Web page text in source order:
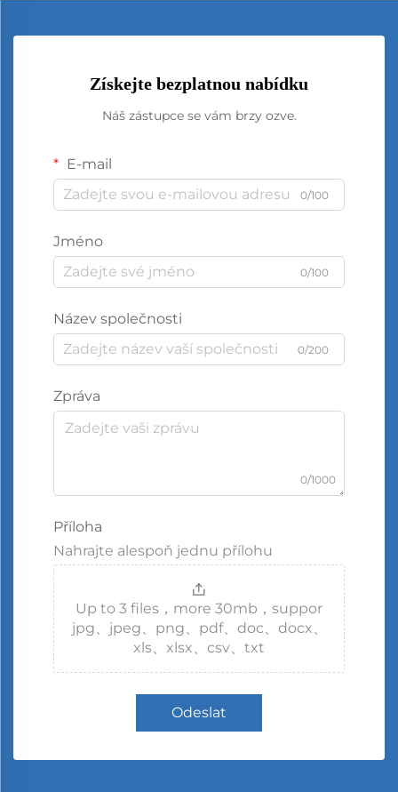
Získejte bezplatnou nabídku
Náš zástupce se vám brzy ozve.
E-mail
0/100
Jméno
0/100
Název společnosti
0/200
Zpráva
0/1000
Příloha
Nahrajte alespoň jednu přílohu
Up to 3 files，more 30mb，suppor
jpg、jpeg、png、pdf、doc、docx、
xls、xlsx、csv、txt
Odeslat